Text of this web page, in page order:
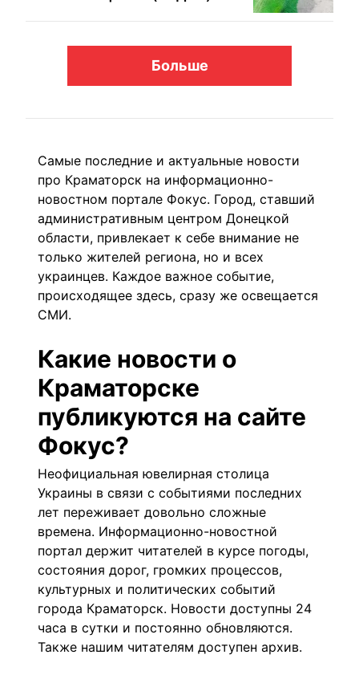
Больше
Самые последние и актуальные новости
про Краматорск на информационно-
новостном портале Фокус. Город, ставший
административным центром Донецкой
области, привлекает к себе внимание не
только жителей региона, но и всех
украинцев. Каждое важное событие,
происходящее здесь, сразу же освещается
СМИ.
Какие новости о
Краматорске
публикуются на сайте
Фокус?
Неофициальная ювелирная столица
Украины в связи с событиями последних
лет переживает довольно сложные
времена. Информационно-новостной
портал держит читателей в курсе погоды,
состояния дорог, громких процессов,
культурных и политических событий
города Краматорск. Новости доступны 24
часа в сутки и постоянно обновляются.
Также нашим читателям доступен архив.